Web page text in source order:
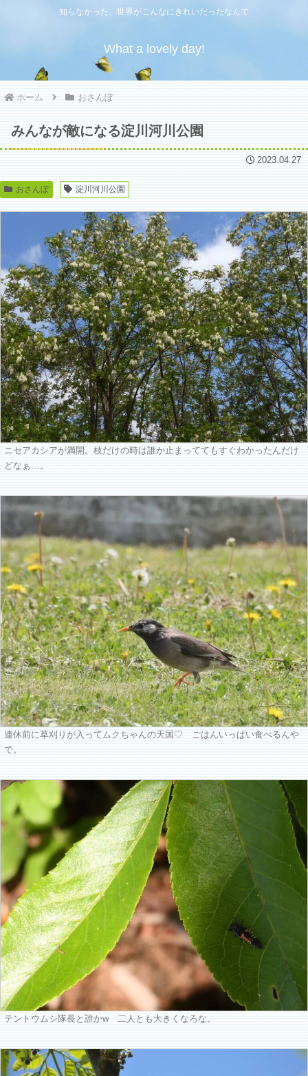
知らなかった、世界がこんなにきれいだったなんて
What a lovely day!
ホーム おさんぽ
みんなが敵になる淀川河川公園
2023.04.27
おさんぽ 淀川河川公園
ニセアカシアが満開。枝だけの時は誰か止まっててもすぐわかったんだけ
どなぁ…。
連休前に草刈りが入ってムクちゃんの天国♡ ごはんいっぱい食べるんや
で。
テントウムシ隊長と誰かw 二人とも大きくなろな。